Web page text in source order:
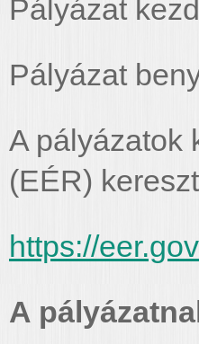
Pályázat
Pályázat
A pályázatok
(EÉR)
https://
A